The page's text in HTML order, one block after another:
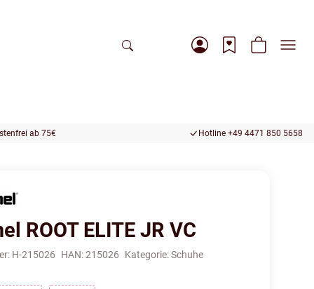
ab 75€ Hotline +49 4471 850 5658
ROOT ELITE JR VC
H-215026 HAN:215026 Kategorie:Schuhe